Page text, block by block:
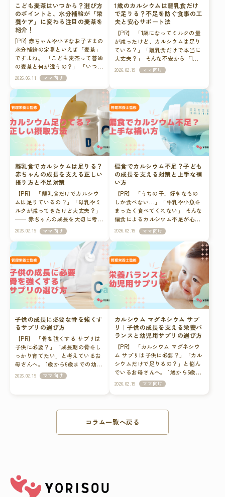
こども麦茶はいつから？選び方
のポイントと、水分補給が「栄
養ケア」に変わる注目の麦茶を
紹介！
[PR] 赤ちゃんや小さなお子さまの
水分補給の定番といえば「麦茶」
ですよね。 「こども麦茶って普通
の麦茶と何が違うの？」 「いつか
ら飲ませていい？どんな基準で選
べば安心？」 毎日のように口にす
るものだからこそ、安心・安全な
ものを選んであげたいと思うのが
親心。 しかし、市販のこども麦茶
にはペットボトル、紙パック、煮
出し用などたくさんの種類があ
り、どれを選べばいいか迷ってし
まうことも多いのではないでしょ
うか。 今回は、こども麦茶の基本
て世代の間で大注目されている、
水分補給と同時に野菜不足もケア
できる「新しいこども麦茶」につ
いてご紹介します。 こども麦茶を
選ぶときの「3つの安心基準」 子
どものデリケートな体に合わせて
麦茶を選ぶときは、パッケージの
可愛さだけでなく、以下の3つの
ポイントをチェックすることが大
フェインゼロ）であること：子ど
もの睡眠を妨げず、胃に優しいノ
ンカフェインは必須条件です。 2.
国産大麦100%など原料へのこだわ
り：毎日飲むものだからこそ、産
地がはっきりしているものが安心
です。 3. 余計な添加物が入ってい
などが無添加のものを選んであげ
ましょう。 一般的に、赤ちゃん用
の麦茶は生後1ヶ月〜3ヶ月頃から
飲めるものが多く、離乳食や幼児
食が進むにつれて飲む量もどんど
ん増えていきます。 市販のこども
麦茶で親御さまが感じる「地味な
蔵庫へパッキン付きのボトルを洗
うのが正直面倒… パックやペット
さらに、1歳を過ぎるとイヤイヤ期
や偏食・食べムラが始まり、「水
分はゴクゴク飲むけれど、ご飯の
2026.06.11 ママ向け
1歳のカルシウムは離乳食だけ
で足りる？不足を防ぐ食事の工
夫と安心サポート法
【PR】 「1歳になってミルクの量
が減ったけど、カルシウムは足り
ている？」「離乳食だけで本当に
大丈夫？」 そんな不安から「1歳
カルシウム 離乳食」と検索された
お母さんも多いのではないでしょ
切な時期。歩き始めたり、行動範
囲が広がったりと体の発達が大き
く進みます。 その土台を支えてい
るのがカルシウムです。本記事で
は、1歳児のカルシウム必要性、離
乳食での取り入れ方、不足を防ぐ
ポイント、そして無理なく補う方
法まで詳しく解説します。 1歳の
ルシウムは骨や歯をつくるだけで
なく、筋肉の動きや神経の働きに
も関わる重要なミネラルです。 1
歳頃になると、母乳やミルク中心
だった栄養摂取が、徐々に食事中
心へと移行していきます。 しか
し、1歳はまだ食べムラがあった
り、好き嫌いが出始めたりする時
ないと、知らないうちにカルシウ
ム不足になっている可能性もあり
ます。 1歳の離乳食でカルシウム
を摂る方法 1歳の離乳食で取り入
れやすいカルシウム食材は以下の
通りです。 ヨーグルト チーズ
（少量） 豆腐 しらす（塩抜き）
小松菜やほうれん草 ただし、「牛
「野菜を吐き出す」といった悩み
を抱えるご家庭も少なくありませ
ん。 毎日十分な量を食事だけで確
保するのは、想像以上に難しいの
が現実です。 1歳でカルシウム不
足が心配な理由 1歳は骨の基礎が
形成される大切なタイミングで
す。 この時期に十分なカルシウム
た、カルシウムはビタミンDと一
す。 日光浴や魚・きのこ類も意識
するとより効果的ですが、毎日の
2026.02.19 ママ向け
離乳食でカルシウムは足りる？
赤ちゃんの成長を支える正しい
摂り方と不足対策
【PR】 「離乳食だけでカルシウ
ムは足りているの？」「母乳やミ
ルクが減ってきたけど大丈夫？」
—— 赤ちゃんの成長を大切に考え
るお母さんほど、離乳食とカルシ
ウム不足は気になるテーマではな
いでしょうか。 カルシウムは骨や
歯の形成に欠かせない栄養素。特
に乳幼児期は骨の土台をつくる大
切な時期です。 この記事では、離
乳食期のカルシウム必要量、摂取
のポイント、不足を防ぐコツ、そ
して無理なく補う方法までわかり
やすく解説します。 離乳食期の赤
必要？ カルシウムは骨や歯の材料
になるだけでなく、筋肉の働きや
神経伝達にも関わる重要なミネラ
ルです。 離乳食が始まる生後5〜6
か月頃からは、母乳やミルクに加
えて食事からの栄養摂取が徐々に
増えていきます。 しかし、離乳初
期は食べられる量が少なく、食品
カルシウム食材は以下の通りで
機能が未熟です。 量や調理方法に
は注意が必要で、毎日十分な量を
安定して摂るのは簡単ではありま
2026.02.19 ママ向け
偏食でカルシウム不足？子ども
の成長を支える対策と上手な補
い方
【PR】 「うちの子、好きなもの
しか食べない…」「牛乳や小魚を
まったく食べてくれない」 そんな
偏食によるカルシウム不足が心配
で検索されたお母さんも多いので
はないでしょうか。 カルシウムは
子どもの骨や歯の形成に欠かせな
い大切な栄養素です。 この記事で
は、偏食とカルシウム不足の関
係、家庭でできる対策、そして無
理なく補う方法までわかりやすく
解説します。 偏食だとカルシウム
不足になりやすい理由 カルシウム
は主に牛乳・乳製品・小魚・大豆
ます。 しかし、偏食があると「白
いものが苦手」「魚はにおいが
嫌」「野菜は食べない」といった
理由で、カルシウムを多く含む食
品を避けてしまうケースが少なく
ありません。 さらに、カルシウム
は一度に大量摂取するよりも、毎
日コツコツ摂ることが大切な栄養
素です。 食べムラが続くと、知ら
起こりうる影響 カルシウムは骨や
歯の材料になるだけでなく、筋肉
2026.02.19 ママ向け
子供の成長に必要な骨を強くす
るサプリの選び方
【PR】 「骨を強くする サプリは
子供に必要？」「成長期の骨をし
っかり育てたい」と考えているお
母さんへ。 1歳から6歳までの幼児
期は、骨の土台がつくられる大切
な時期です。 この時期に十分な栄
強くする サプリの役割や選び方、
供の骨は、成長期に急速に発達し
ます。この時期に重要なのがカル
シウムです。 カルシウムは骨や歯
2026.02.19 ママ向け
カルシウム マグネシウム サプ
リ｜子供の成長を支える栄養バ
ランスと幼児用サプリの選び方
【PR】 「カルシウム マグネシウ
ム サプリは子供に必要？」「カル
シウムだけで足りるの？」と悩ん
でいるお母さんへ。 1歳から6歳ま
での成長期は、骨や歯が急速に発
達する重要な時期です。 この時期
ム サプリの役割や、子供に必要な
理由、そして幼児用サプリの選び
2026.02.19 ママ向け
コラム一覧へ戻る